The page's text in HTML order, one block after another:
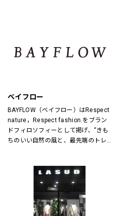
ベイフロー
BAYFLOW（ベイフロー）はRespect
nature，Respect fashion.をブラン
ドフィロソフィーとして掲げ、“きも
ちのいい自然の風と、最先端のトレ
るような、健康的で、スタイリッシ
ュなライフスタイル”を提案するブラ